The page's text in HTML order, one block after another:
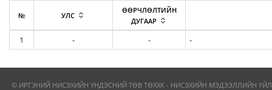
№ УЛС
ӨӨРЧЛӨЛТИЙН
ДУГААР
1 - - -
© ИРГЭНИЙ НИСЭХИЙН ҮНДЭСНИЙ ТӨВ ТӨХХК - НИСЭХИЙН МЭДЭЭЛЛИЙН